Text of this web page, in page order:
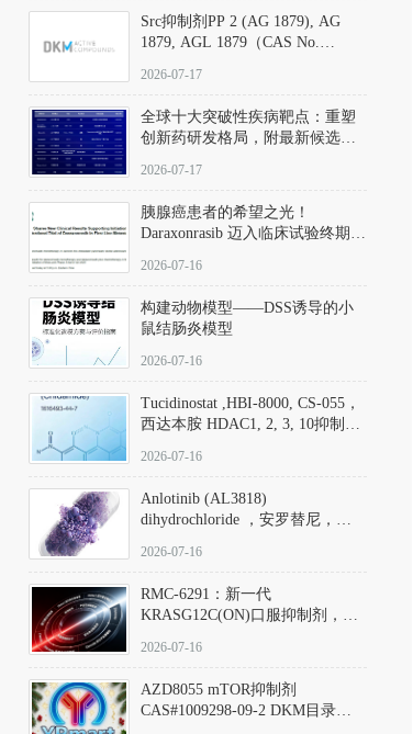
中，其靶向ROCK的选择性超过
200倍，凸显出优异的分子特异
Src抑制剂PP 2 (AG 1879), AG
1879, AGL 1879（CAS No.
应用指南
2026-07-17
全球十大突破性疾病靶点：重塑
创新药研发格局，附最新候选分
2026-07-17
胰腺癌患者的希望之光！
Daraxonrasib 迈入临床试验终期阶
2026-07-16
构建动物模型——DSS诱导的小
鼠结肠炎模型
2026-07-16
Tucidinostat ,HBI-8000, CS-055，
西达本胺 HDAC1, 2, 3, 10抑制剂
D808567) - DKM活性分子
2026-07-16
Anlotinib (AL3818)
dihydrochloride ，安罗替尼，
Hydrochloride实验方法步骤SOP
2026-07-16
RMC-6291：新一代
KRASG12C(ON)口服抑制剂，
(Elironrasib)CAS#2641998-63-0
2026-07-16
AZD8055 mTOR抑制剂
CAS#1009298-09-2 DKM目录号